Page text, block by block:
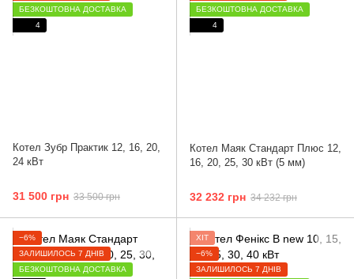
БЕЗКОШТОВНА ДОСТАВКА
4
Котел Зубр Практик 12, 16, 20,
24 кВт
31 500 грн 33 500 грн
БЕЗКОШТОВНА ДОСТАВКА
4
Котел Маяк Стандарт Плюс 12,
16, 20, 25, 30 кВт (5 мм)
32 232 грн 34 232 грн
−6%
ЗАЛИШИЛОСЬ 7 ДНІВ
БЕЗКОШТОВНА ДОСТАВКА
ХІТ
−6%
ЗАЛИШИЛОСЬ 7 ДНІВ